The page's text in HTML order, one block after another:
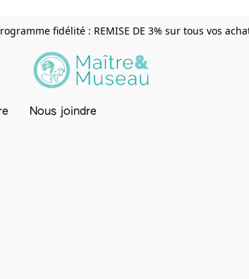
fidélité : REMISE DE 3% sur tous vos
Nous joindre